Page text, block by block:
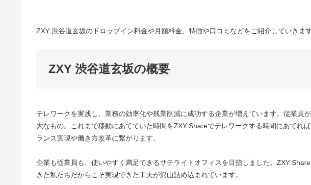
ZXY 渋谷道玄坂のドロップイン料金や月額料金、特徴や口コミなどをご紹介していきま
ZXY 渋谷道玄坂の概要
テレワークを実践し、業務の効率化や残業削減に成功する企業が増えています。従業員
大なもの。これまで移動にあてていた時間をZXY Shareでテレワークする時間にあてれ
ランス実現や働き方改革に繋がります。
企業も従業員も、使いやすく満足できるサテライトオフィスを目指しました。ZXY
きた私たちだからこそ実現できた工夫が沢山詰め込まれています。